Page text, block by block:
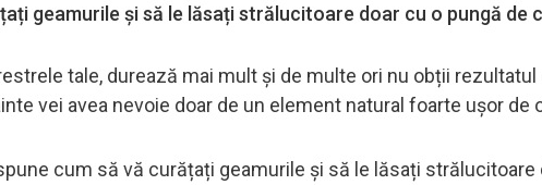
geamurile și să le lăsați strălucitoare doar cu o pungă de
tale, durează mai mult și de multe ori nu obții
vei avea nevoie doar de un element natural foarte ușor de
cum să vă curățați geamurile și să le lăsați strălucitoare